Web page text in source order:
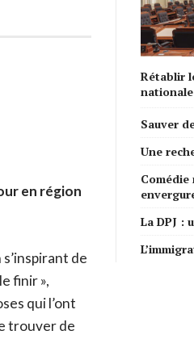
en région
de
finir »,
qui l’ont
trouver de
Rétablir
nationale
Sauver
Une
La DPJ :